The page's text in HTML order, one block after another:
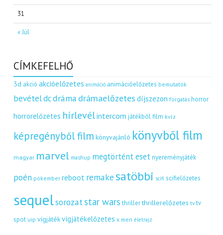
« Júl
31
CÍMKEFELHŐ
3d akció akcióelőzetes animáció animációelőzetes bemutatók
bevételdcdráma drámaelőzetes díjszezon forgatás horror
horrorelőzetes hírlevélintercom játékból film kvíz
képregényből film könyvajánló könyvből film
magyar marvel mashup megtörtént eset nyereményjáték
poén pókember reboot remakesatöbbi scifi scifielőzetes
sequelsorozatstar wars thriller thrillerelőzetes tv tv
spot uip vígjátékvígjátékelőzetes x men életrajz